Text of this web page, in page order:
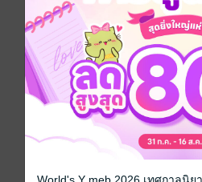
เธอเพิ่งมารู้ทีหลังว่าเขามีผู้หญิง
แล้ว
ถ้าผู้หญิงคนนั้นกลับมา เธออาจจ
โรมานซ์ ดรามา ครอบครัว